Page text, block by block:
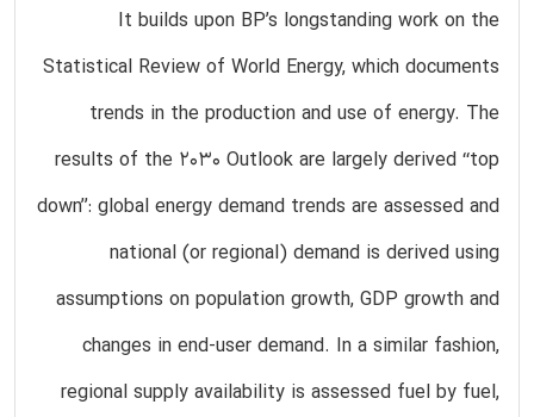
It builds upon BP’s longstanding work on the
Statistical Review of World Energy, which documents
trends in the production and use of energy. The
results of the 2030 Outlook are largely derived ‘‘top
down’’: global energy demand trends are assessed and
national (or regional) demand is derived using
assumptions on population growth, GDP growth and
changes in end-user demand. In a similar fashion,
regional supply availability is assessed fuel by fuel,